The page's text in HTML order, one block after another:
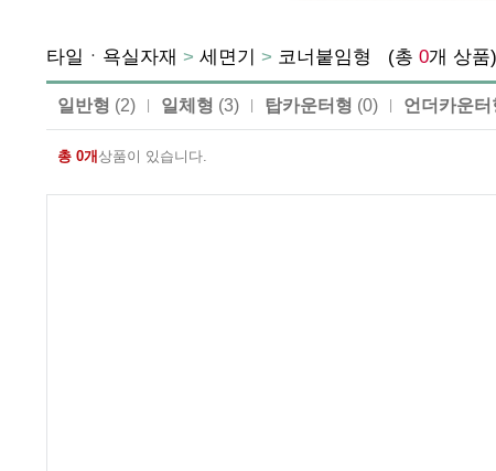
타일ㆍ욕실자재 > 세면기 > 코너붙임형 (총 0개 상
일반형 (2) 일체형 (3) 탑카운터형 (0) 언더카운터
총 0개 상품이 있습니다.